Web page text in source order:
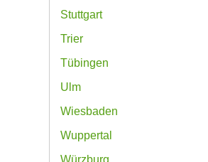
Stuttgart
Trier
Tübingen
Ulm
Wiesbaden
Wuppertal
Würzburg